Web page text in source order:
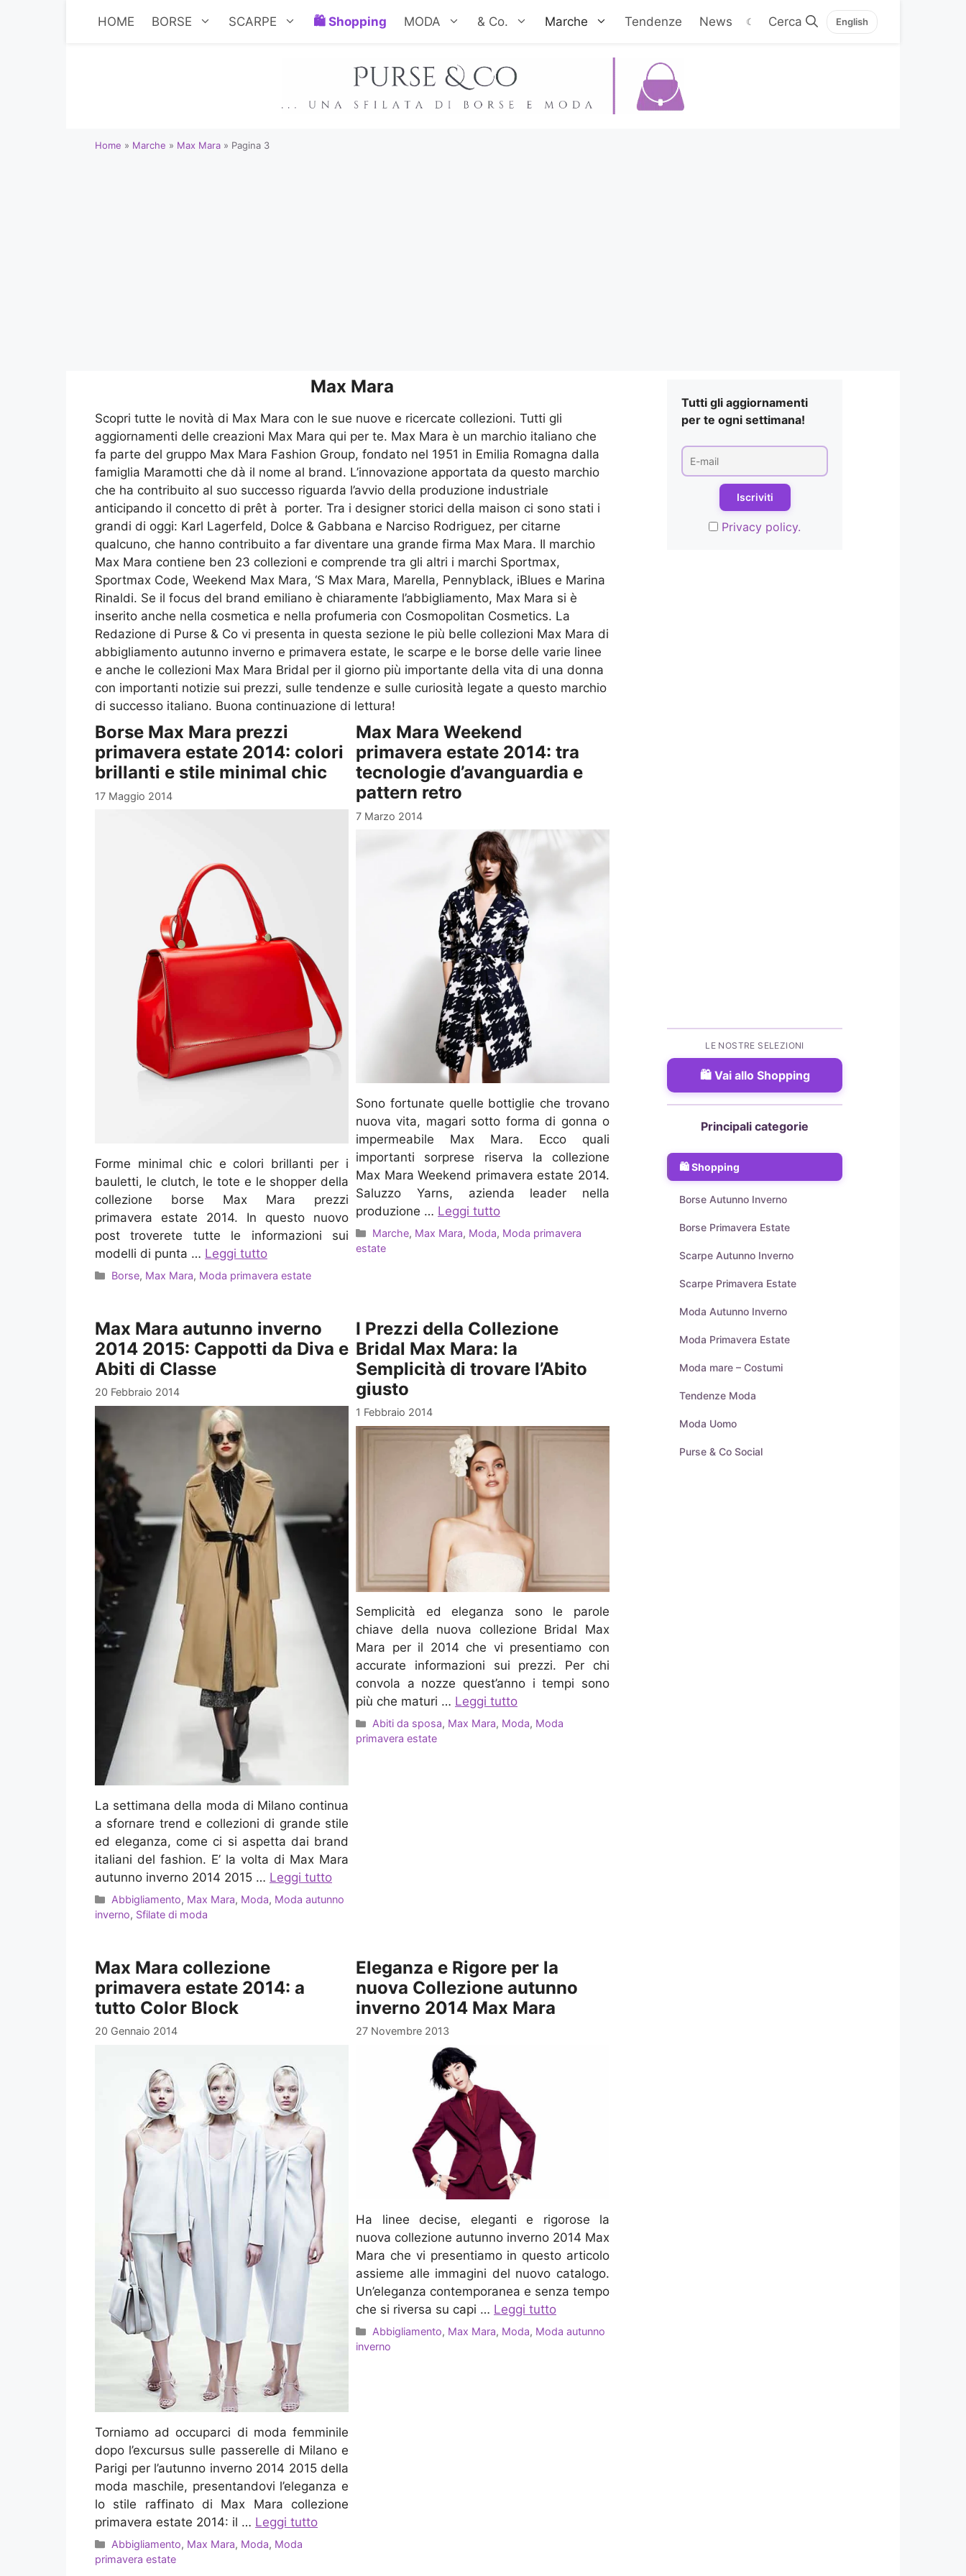
HOME BORSE SCARPE Shopping MODA & Co. Marche Tendenze News ☾ English
Home » Marche » Max Mara » Pagina 3
Max Mara
Scopri tutte le novità di Max Mara con le sue nuove e ricercate collezioni. Tutti gli
aggiornamenti delle creazioni Max Mara qui per te. Max Mara è un marchio italiano che
fa parte del gruppo Max Mara Fashion Group, fondato nel 1951 in Emilia Romagna dalla
famiglia Maramotti che dà il nome al brand. L’innovazione apportata da questo marchio
che ha contribuito al suo successo riguarda l’avvio della produzione industriale
anticipando il concetto di prêt à porter. Tra i designer storici della maison ci sono stati i
grandi di oggi: Karl Lagerfeld, Dolce & Gabbana e Narciso Rodriguez, per citarne
qualcuno, che hanno contribuito a far diventare una grande firma Max Mara. Il marchio
Max Mara contiene ben 23 collezioni e comprende tra gli altri i marchi Sportmax,
Sportmax Code, Weekend Max Mara, ‘S Max Mara, Marella, Pennyblack, iBlues e Marina
Rinaldi. Se il focus del brand emiliano è chiaramente l’abbigliamento, Max Mara si è
inserito anche nella cosmetica e nella profumeria con Cosmopolitan Cosmetics. La
Redazione di Purse & Co vi presenta in questa sezione le più belle collezioni Max Mara di
abbigliamento autunno inverno e primavera estate, le scarpe e le borse delle varie linee
e anche le collezioni Max Mara Bridal per il giorno più importante della vita di una donna
con importanti notizie sui prezzi, sulle tendenze e sulle curiosità legate a questo marchio
di successo italiano. Buona continuazione di lettura!
Borse Max Mara prezzi
primavera estate 2014: colori
brillanti e stile minimal chic
17 Maggio 2014
Forme minimal chic e colori brillanti per i
bauletti, le clutch, le tote e le shopper della
collezione borse Max Mara prezzi
primavera estate 2014. In questo nuovo
post troverete tutte le informazioni sui
modelli di punta … Leggi tutto
Categorie
Borse, Max Mara, Moda primavera estate
Max Mara Weekend
primavera estate 2014: tra
tecnologie d’avanguardia e
pattern retro
7 Marzo 2014
Sono fortunate quelle bottiglie che trovano
nuova vita, magari sotto forma di gonna o
impermeabile Max Mara. Ecco quali
importanti sorprese riserva la collezione
Max Mara Weekend primavera estate 2014.
Saluzzo Yarns, azienda leader nella
produzione … Leggi tutto
Categorie
Marche, Max Mara, Moda, Moda primavera
estate
Max Mara autunno inverno
2014 2015: Cappotti da Diva e
Abiti di Classe
20 Febbraio 2014
La settimana della moda di Milano continua
a sfornare trend e collezioni di grande stile
ed eleganza, come ci si aspetta dai brand
italiani del fashion. E’ la volta di Max Mara
autunno inverno 2014 2015 … Leggi tutto
Categorie
Abbigliamento, Max Mara, Moda, Moda autunno
inverno, Sfilate di moda
I Prezzi della Collezione
Bridal Max Mara: la
Semplicità di trovare l’Abito
giusto
1 Febbraio 2014
Semplicità ed eleganza sono le parole
chiave della nuova collezione Bridal Max
Mara per il 2014 che vi presentiamo con
accurate informazioni sui prezzi. Per chi
convola a nozze quest’anno i tempi sono
più che maturi … Leggi tutto
Categorie
Abiti da sposa, Max Mara, Moda, Moda
primavera estate
Max Mara collezione
primavera estate 2014: a
tutto Color Block
20 Gennaio 2014
Torniamo ad occuparci di moda femminile
dopo l’excursus sulle passerelle di Milano e
Parigi per l’autunno inverno 2014 2015 della
moda maschile, presentandovi l’eleganza e
lo stile raffinato di Max Mara collezione
primavera estate 2014: il … Leggi tutto
Categorie
Abbigliamento, Max Mara, Moda, Moda
primavera estate
Eleganza e Rigore per la
nuova Collezione autunno
inverno 2014 Max Mara
27 Novembre 2013
Ha linee decise, eleganti e rigorose la
nuova collezione autunno inverno 2014 Max
Mara che vi presentiamo in questo articolo
assieme alle immagini del nuovo catalogo.
Un’eleganza contemporanea e senza tempo
che si riversa su capi … Leggi tutto
Categorie
Abbigliamento, Max Mara, Moda, Moda autunno
inverno
Tutti gli aggiornamenti
per te ogni settimana!
Privacy policy.
LE NOSTRE SELEZIONI
Vai allo Shopping
Principali categorie
Shopping
Borse Autunno Inverno
Borse Primavera Estate
Scarpe Autunno Inverno
Scarpe Primavera Estate
Moda Autunno Inverno
Moda Primavera Estate
Moda mare – Costumi
Tendenze Moda
Moda Uomo
Purse & Co Social